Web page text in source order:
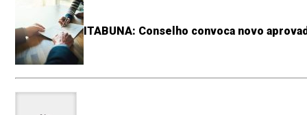
ITABUNA: Conselho convoca novo